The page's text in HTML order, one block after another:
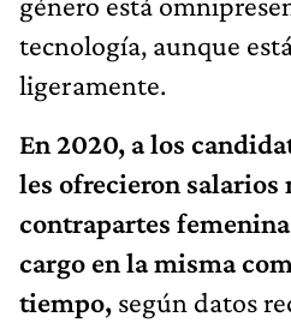
tecnología, aunque
ligeramente.
En 2020, a los
les ofrecieron salarios
contrapartes
cargo en la misma
tiempo, según datos